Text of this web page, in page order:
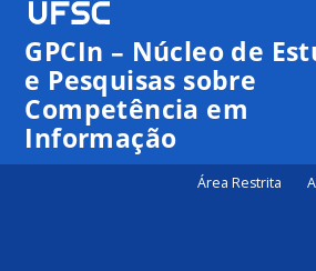
GPCIn – Núcleo de
e Pesquisas sobre
Competência em
Informação
Área Restrita